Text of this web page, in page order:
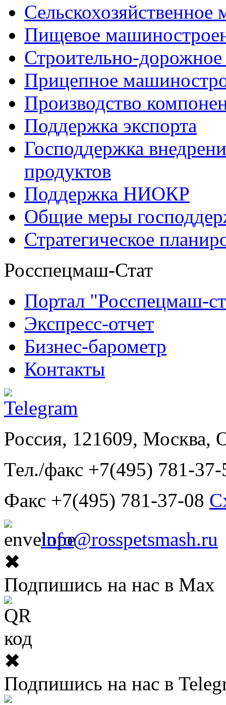
Пищевое
Строительно-
Прицепное
Производство
Поддержка экспорта
Господдержка
продуктов
Поддержка НИОКР
Общие меры
Стратегическое
Росспецмаш-Стат
Портал "Росспецмаш-
Экспресс-отчет
Бизнес-барометр
Контакты
Россия, 121609, Москва,
Тел./факс +7(495) 781-37-
Факс +7(495) 781-37-08
info@rosspetsmash.ru
✖
Подпишись на нас в Max
✖
Подпишись на нас в